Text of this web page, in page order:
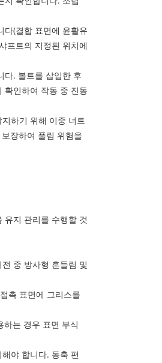
다(결합 표면에 윤활유
프트의 지정된 위치에
다. 볼트를 삽입한 후
확인하여 작동 중 진동
하기 위해 이중 너트
장하여 풀림 위험을
유지 관리를 수행할 것
중 방사형 흔들림 및
촉 표면에 그리스를
는 경우 표면 부식
야 합니다. 동축 편